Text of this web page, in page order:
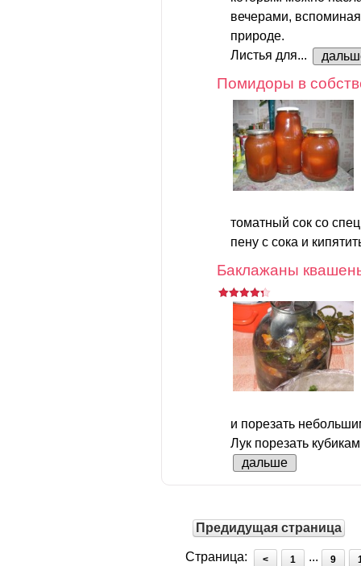
вечерами,
природе.
Листья для...
Помидоры в
томатный сок со
пену с сока и
Баклажаны
и порезать
Лук порезать
дальше
Предидущая страница
Страница: < 1 ... 9